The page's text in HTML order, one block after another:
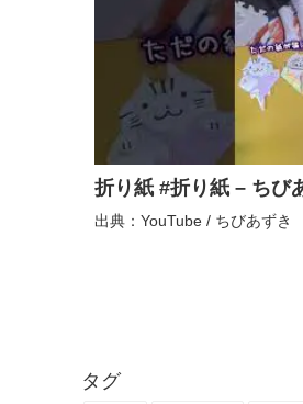
折り紙 #折り紙 – ちび
出典：YouTube / ちびあずき
タグ